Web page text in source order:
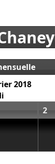
2018
2